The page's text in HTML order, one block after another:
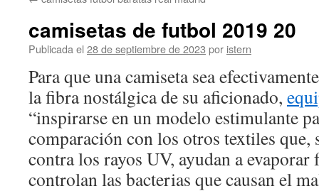
camisetas de futbol 2019 20
Publicada el 28 de septiembre de 2023 por istern
Para que una camiseta sea
la fibra nostálgica de su aficionado,
“inspirarse en un modelo estimulante
comparación con los otros textiles que,
contra los rayos UV, ayudan a
controlan las bacterias que causan el